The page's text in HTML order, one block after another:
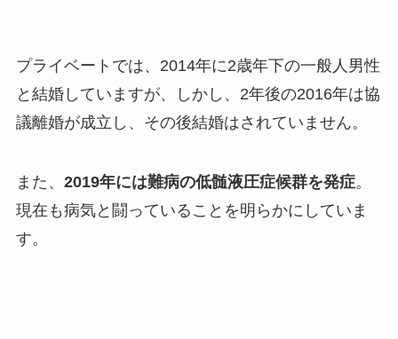
プライベートでは、2014年に2歳年下の一般人男性
と結婚していますが、しかし、2年後の2016年は協
議離婚が成立し、その後結婚はされていません。
また、 2019年には難病の低髄液圧症候群を発症。
現在も病気と闘っていることを明らかにしていま
す。